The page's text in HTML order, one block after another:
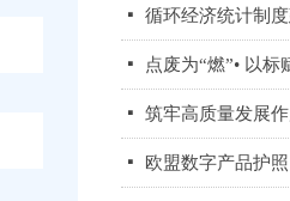
넷 循环经济统计制
넷 点废为“燃”• 以
넷 筑牢高质量发展
넷 欧盟数字产品护